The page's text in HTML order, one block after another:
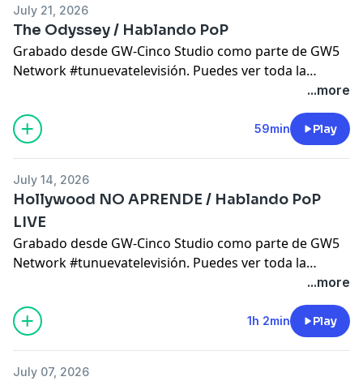
patreon.com/hablandopop
July 21, 2026
The Odyssey / Hablando PoP
Grabado desde GW-Cinco Studio como parte de GW5
Network #tunuevatelevisión. Puedes ver toda la
. síguenos en
patreon.com/bienabiertas
patreon.com/gw5network
patreon.com/hablandopop
...more
59min Play
July 14, 2026
Hollywood NO APRENDE / Hablando PoP
LIVE
Grabado desde GW-Cinco Studio como parte de GW5
Network #tunuevatelevisión. Puedes ver toda la
. síguenos en
patreon.com/bienabiertas
patreon.com/gw5network
patreon.com/hablandopop
...more
1h 2min Play
July 07, 2026